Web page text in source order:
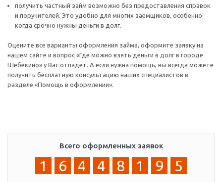
получить частный займ возможно без предоставления справок
и поручителей. Это удобно для многих заемщиков, особенно
когда срочно нужны деньги в долг.
Оцените все варианты оформления займа, оформите заявку на
нашем сайте и вопрос «Где можно взять деньги в долг в городе
Шебекино» у Вас отпадет. А если нужна помощь, вы всегда можете
получить бесплатную консультацию наших специалистов в
разделе «Помощь в оформлении».
Всего оформленных заявок
1 6 4 4 8 1 9 5